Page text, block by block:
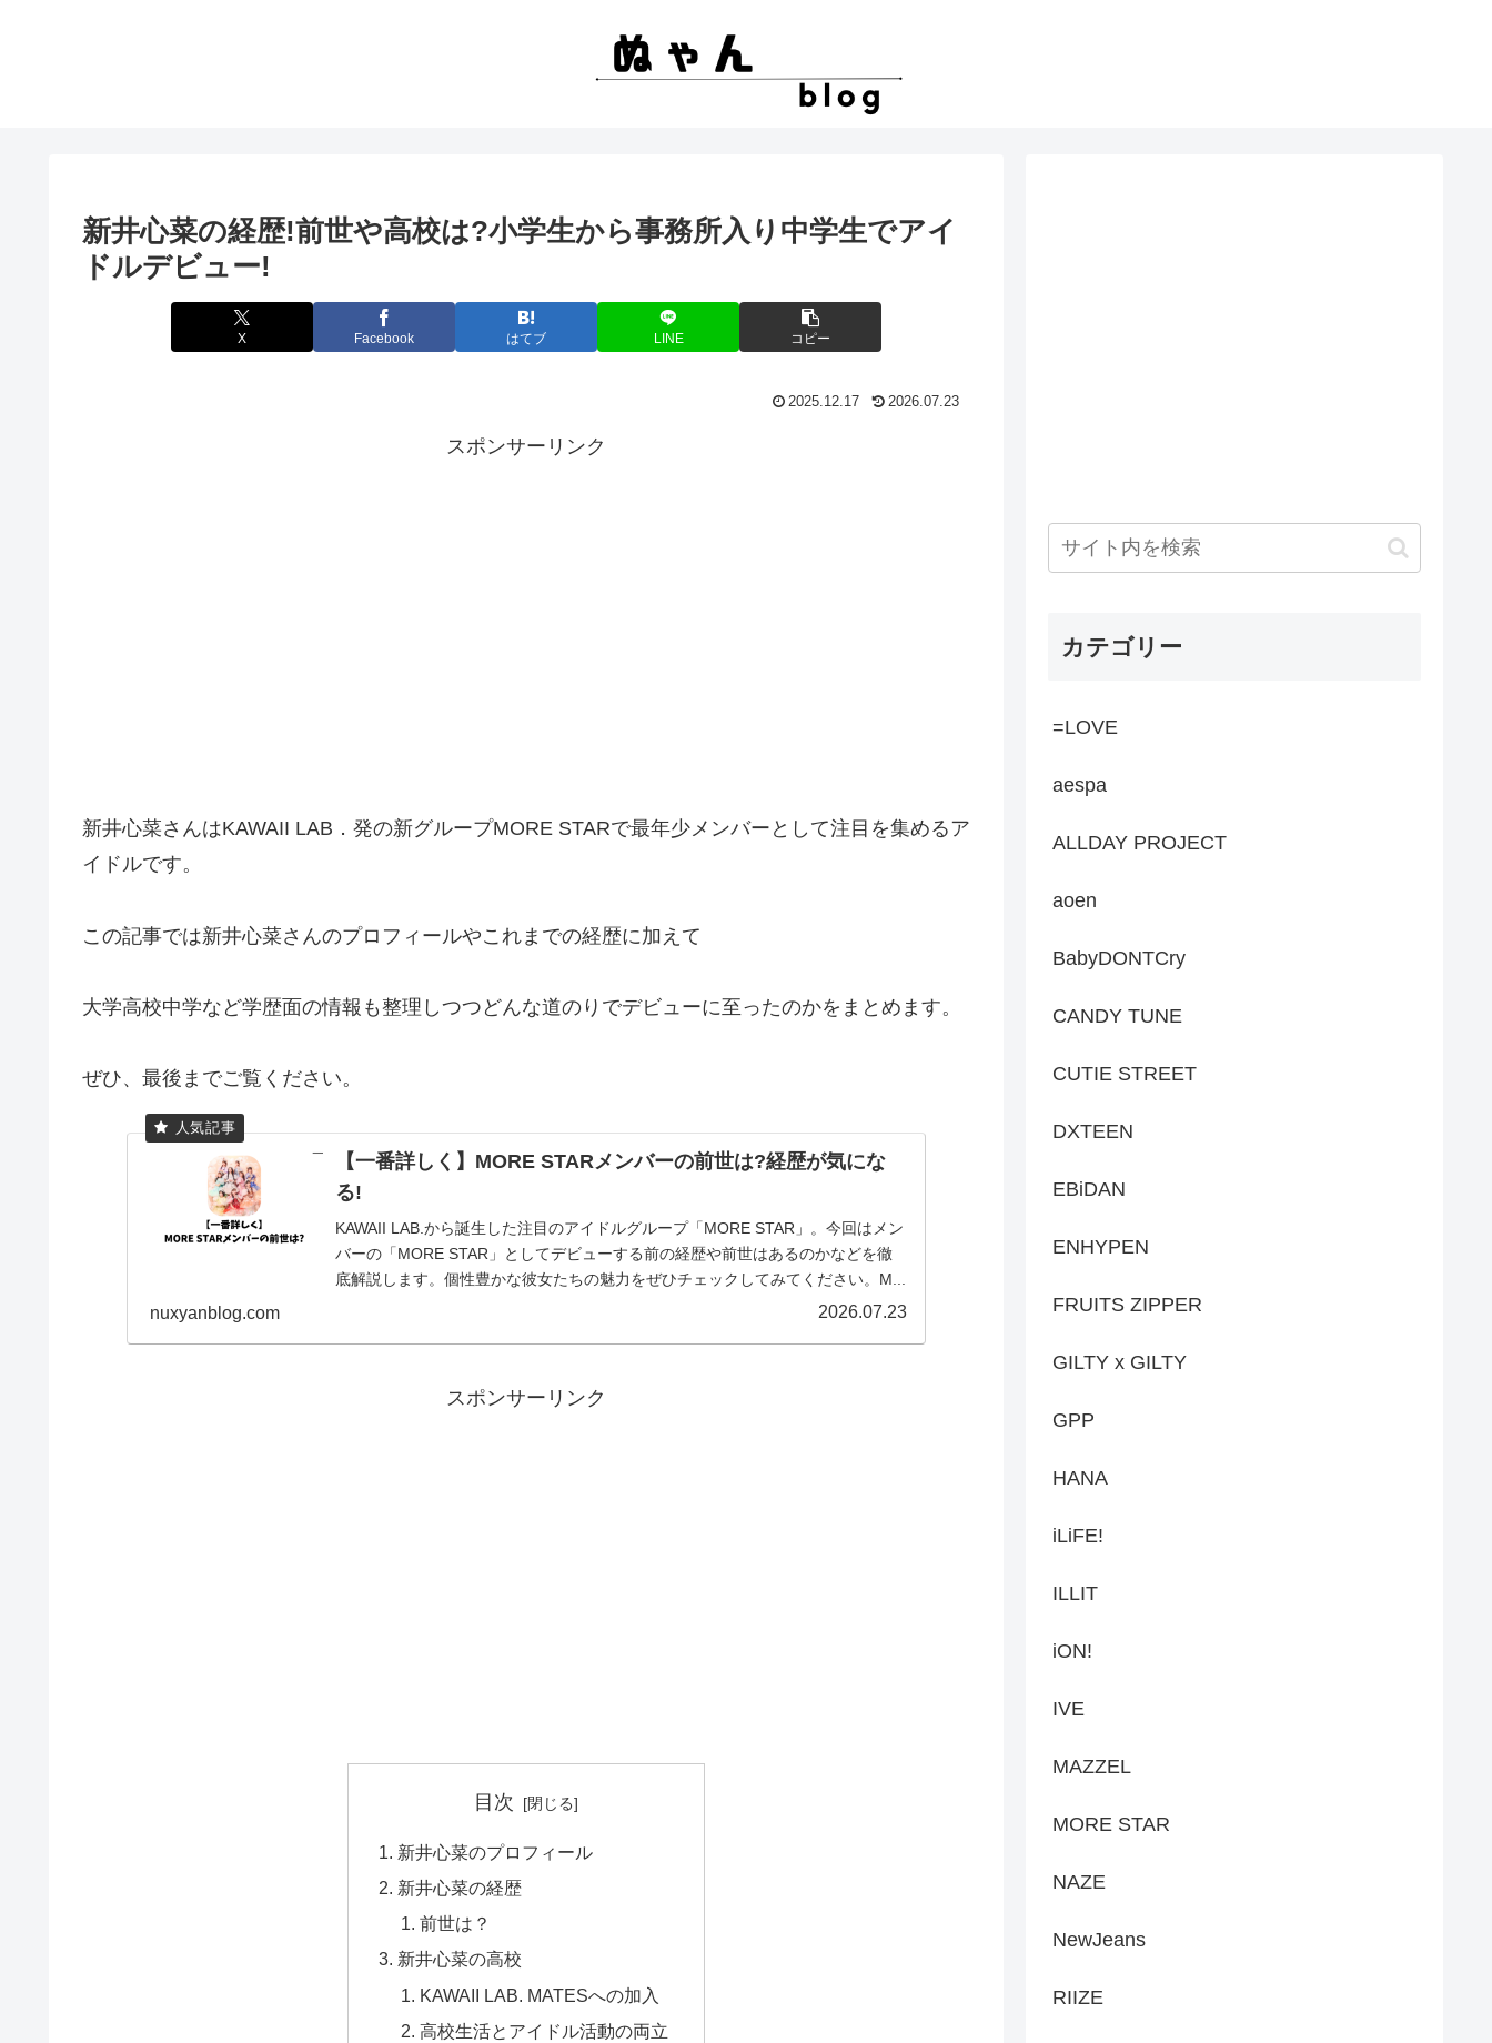
新井心菜の経歴!前世や高校は?小学生から事務所入り中学生でアイ
ドルデビュー!
X Facebook はてブ LINE コピー
2025.12.17 2026.07.23
スポンサーリンク
新井心菜さんはKAWAII LAB．発の新グループMORE STARで最年少メンバーとして注目を集めるア
イドルです。
この記事では新井心菜さんのプロフィールやこれまでの経歴に加えて
大学高校中学など学歴面の情報も整理しつつどんな道のりでデビューに至ったのかをまとめます。
ぜひ、最後までご覧ください。
【一番詳しく】MORE STARメンバーの前世は?経歴が気にな
る!
KAWAII LAB.から誕生した注目のアイドルグループ「MORE STAR」。今回はメン
バーの「MORE STAR」としてデビューする前の経歴や前世はあるのかなどを徹
底解説します。個性豊かな彼女たちの魅力をぜひチェックしてみてください。M...
nuxyanblog.com 2026.07.23
スポンサーリンク
目次
新井心菜のプロフィール
新井心菜の経歴
前世は？
新井心菜の高校
KAWAII LAB. MATESへの加入
高校生活とアイドル活動の両立
カテゴリー
=LOVE
aespa
ALLDAY PROJECT
aoen
BabyDONTCry
CANDY TUNE
CUTIE STREET
DXTEEN
EBiDAN
ENHYPEN
FRUITS ZIPPER
GILTY x GILTY
GPP
HANA
iLiFE!
ILLIT
iON!
IVE
MAZZEL
MORE STAR
NAZE
NewJeans
RIIZE